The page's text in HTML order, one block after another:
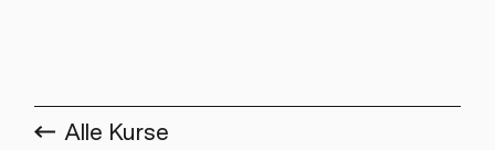
Alle Kurse